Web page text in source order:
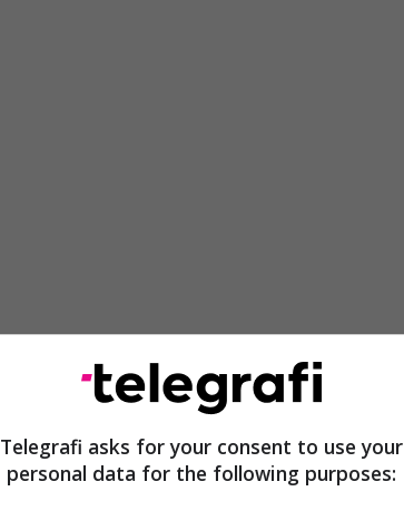
Telegrafi asks for your consent to use your
personal data for the following purposes: